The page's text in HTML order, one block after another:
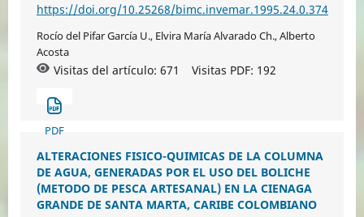
https://doi.org/10.25268/bimc.invemar.1995.24.0.374
Rocío del Pifar García U., Elvira María Alvarado Ch., Alberto
Acosta
Visitas del artículo: 671 Visitas PDF: 192
PDF
ALTERACIONES FISICO-QUIMICAS DE LA COLUMNA
DE AGUA, GENERADAS POR EL USO DEL BOLICHE
(METODO DE PESCA ARTESANAL) EN LA CIENAGA
GRANDE DE SANTA MARTA, CARIBE COLOMBIANO